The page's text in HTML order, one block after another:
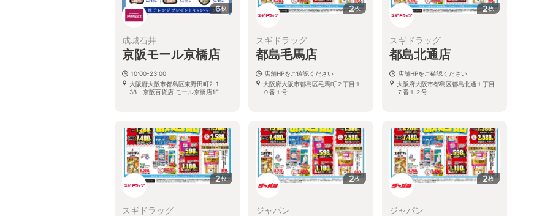
6枚
成城石井
京阪モール京橋店
10:00-23:00
大阪府大阪市都島区東野田町2-1-
38 京阪百貨店 モール京橋店1F
2枚
スギドラッグ
都島毛馬店
店舗HPをご確認ください
大阪府大阪市都島区毛馬町２丁目１
０番１号
2枚
スギドラッグ
都島北通店
店舗HPをご確認ください
大阪府大阪市都島区都島北通１丁目
７番１２号
2枚
スギドラッグ
2枚
ジャパン
2枚
ジャパン